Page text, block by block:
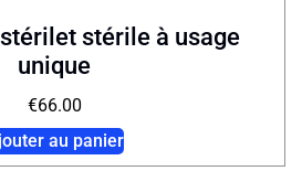
stérile à usage
unique
€66.00
au panier